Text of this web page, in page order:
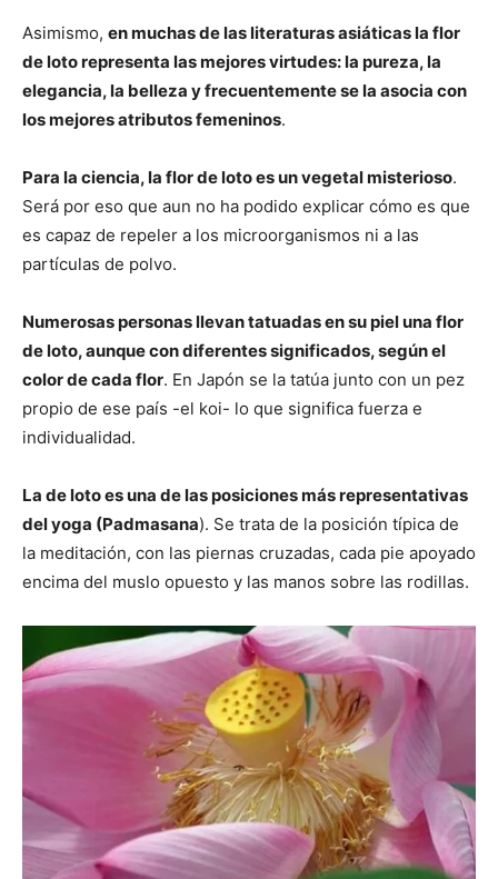
Asimismo, en muchas de las literaturas asiáticas la flor
de loto representa las mejores virtudes: la pureza, la
elegancia, la belleza y frecuentemente se la asocia con
los mejores atributos femeninos.
Para la ciencia, la flor de loto es un vegetal misterioso.
Será por eso que aun no ha podido explicar cómo es que
es capaz de repeler a los microorganismos ni a las
partículas de polvo.
Numerosas personas llevan tatuadas en su piel una flor
de loto, aunque con diferentes significados, según el
color de cada flor. En Japón se la tatúa junto con un pez
propio de ese país -el koi- lo que significa fuerza e
individualidad.
La de loto es una de las posiciones más representativas
del yoga (Padmasana). Se trata de la posición típica de
la meditación, con las piernas cruzadas, cada pie apoyado
encima del muslo opuesto y las manos sobre las rodillas.